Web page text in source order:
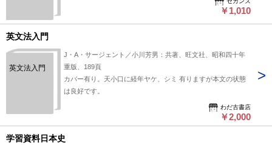
￥1,010
英文法入門
英文法入門
J・A・サージェント／小川芳男：共著、旺文社、昭和四十年
重版、189頁
カバー有り。天小口に経年ヤケ、シミ 有りますが本文の状態
は良好です。
わだ古書店
￥2,000
学習資料日本史